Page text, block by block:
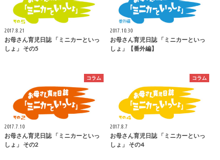
2017.8.21
お母さん育児日誌 「ミニカーといっ
しょ」 その5
2017.10.30
お母さん育児日誌 「ミニカーといっ
しょ」【番外編】
コラム
2017.7.10
お母さん育児日誌 「ミニカーといっ
しょ」 その2
コラム
2017.8.7
お母さん育児日誌 「ミニカーといっ
しょ」 その4